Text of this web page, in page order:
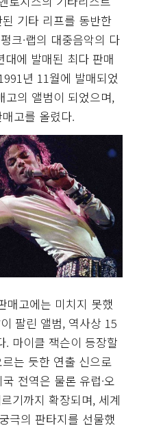
기타 리프를 동반한
크·랩의 대중음악의 다
에 발매된 최다 판매
년 11월에 발매되었
고의 앨범이 되었으며,
고를 올렸다.
매고에는 미치지 못했
팔린 앨범, 역사상 15
. 마이클 잭슨이 등장할
는 듯한 연출 신으로
전역은 물론 유럽·오
기까지 확장되며, 세계
극의 판타지를 선물했